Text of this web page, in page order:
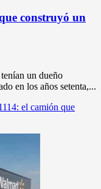
construyó un
un dueño
en los años setenta,...
el camión que